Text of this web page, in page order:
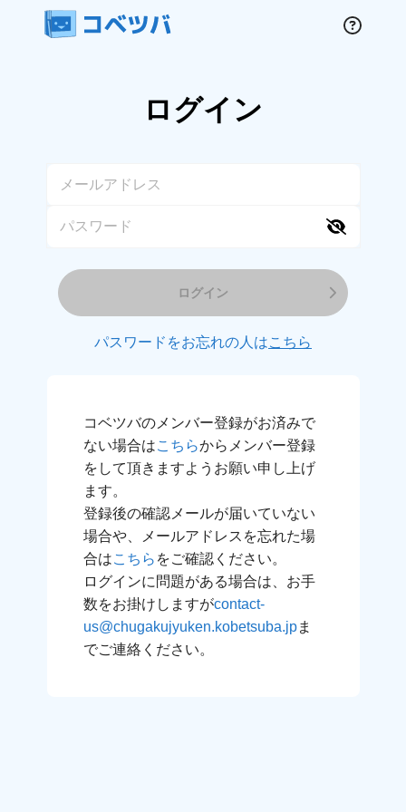
ログイン
ログイン
パスワードをお忘れの人はこちら
コベツバのメンバー登録がお済みで
ない場合はこちらからメンバー登録
をして頂きますようお願い申し上げ
ます。
登録後の確認メールが届いていない
場合や、メールアドレスを忘れた場
合はこちら をご確認ください。
ログインに問題がある場合は、お手
数をお掛けしますがcontact-
us@chugakujyuken.kobetsuba.jpま
でご連絡ください。